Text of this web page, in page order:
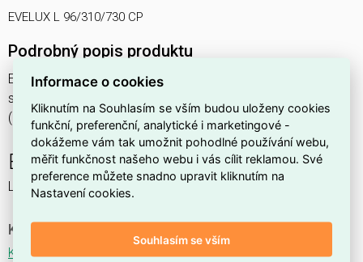
EVELUX L 96/310/730 CP
Podrobný popis produktu
EVELUX L 96/310/730 CP 108W IP66
svítidlo pouliční s modulem LED, spektrum 730A3, optika CP
(Central Parking TYPE I)
EVELUX
LED svítidlo pro osvětlení komunikací.
Ke stažení
Katalogový list
Informace o cookies
Kliknutím na Souhlasím se vším budou uloženy cookies
funkční, preferenční, analytické i marketingové -
dokážeme vám tak umožnit pohodlné používání webu,
měřit funkčnost našeho webu i vás cílit reklamou. Své
preference můžete snadno upravit kliknutím na
Nastavení cookies.
Souhlasím se vším